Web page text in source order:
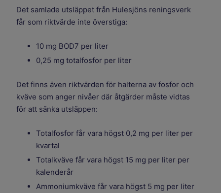
Det samlade utsläppet från Hulesjöns reningsverk
får som riktvärde inte överstiga:
10 mg BOD7 per liter
0,25 mg totalfosfor per liter
Det finns även riktvärden för halterna av fosfor och
kväve som anger nivåer där åtgärder måste vidtas
för att sänka utsläppen:
Totalfosfor får vara högst 0,2 mg per liter per
kvartal
Totalkväve får vara högst 15 mg per liter per
kalenderår
Ammoniumkväve får vara högst 5 mg per liter